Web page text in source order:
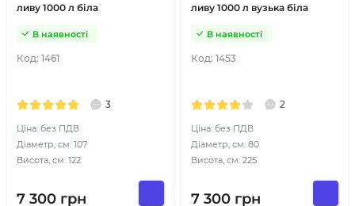
ливу 1000 л біла
Код: 1461
В наявності
3
Ціна: без ПДВ
Діаметр, см: 107
Висота, см: 122
7 300 грн
ливу 1000 л вузька біла
Код: 1453
В наявності
2
Ціна: без ПДВ
Діаметр, см: 80
Висота, см: 225
7 300 грн